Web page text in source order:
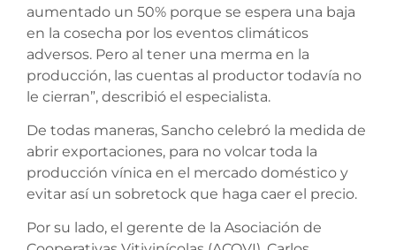
aumentado un 50% porque se espera una baja
en la cosecha por los eventos climáticos
adversos. Pero al tener una merma en la
producción, las cuentas al productor todavía no
le cierran”, describió el especialista.
De todas maneras, Sancho celebró la medida de
abrir exportaciones, para no volcar toda la
producción vínica en el mercado doméstico y
evitar así un sobretock que haga caer el precio.
Por su lado, el gerente de la Asociación de